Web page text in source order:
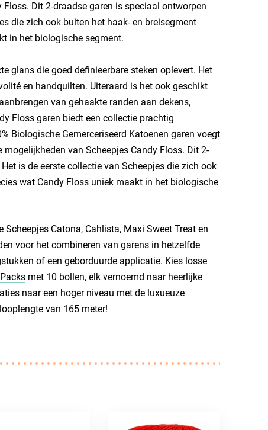
Dit 2-draadse garen is speciaal ontworpen
die zich ook buiten het haak- en breisegment
in het biologische segment.
glans die goed definieerbare steken oplevert. Het
en handquilten. Uiteraard is het ook geschikt
van gehaakte randen aan dekens,
Floss garen biedt een collectie prachtig
Biologische Gemerceriseerd Katoenen garen voegt
van Scheepjes Candy Floss. Dit 2-
is de eerste collectie van Scheepjes die zich ook
wat Candy Floss uniek maakt in het biologische
Catona, Cahlista, Maxi Sweet Treat en
voor het combineren van garens in hetzelfde
of een geborduurde applicatie. Kies losse
met 10 bollen, elk vernoemd naar heerlijke
naar een hoger niveau met de luxueuze
van 165 meter!